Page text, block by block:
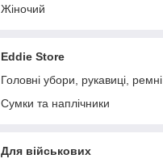
Жіночий
Eddie Store
Головні убори, рукавиці, ремні
Сумки та наплічники
Для військових